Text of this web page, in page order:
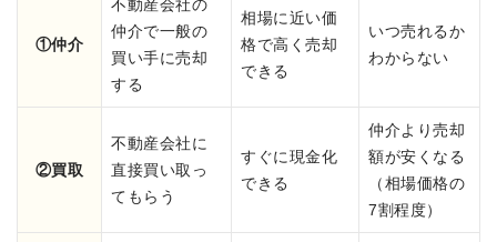
①仲介
不動産会社の
仲介で一般の
買い手に売却
する
相場に近い価
格で高く売却
できる
いつ売れるか
わからない
②買取
不動産会社に
直接買い取っ
てもらう
すぐに現金化
できる
仲介より売却
額が安くなる
（相場価格の
7割程度）